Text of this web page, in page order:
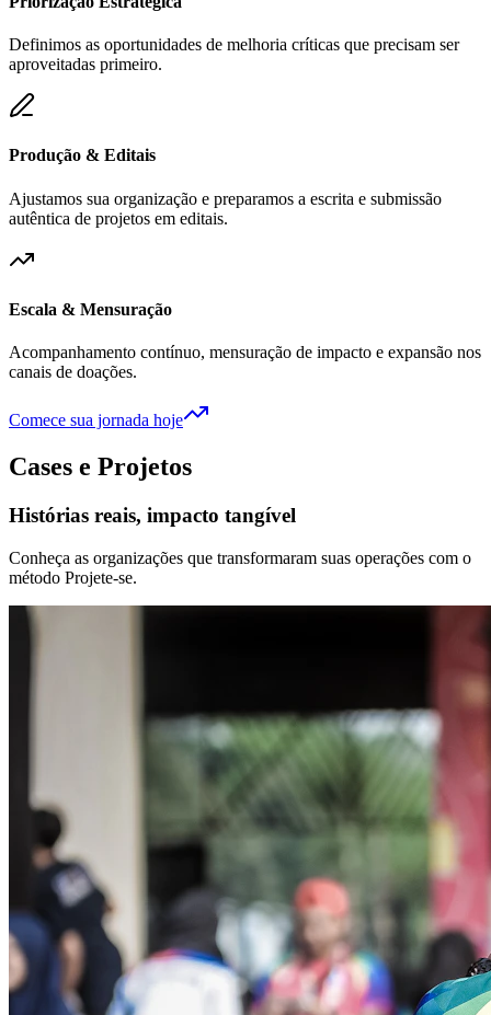
Definimos as oportunidades de melhoria críticas que precisam ser
aproveitadas primeiro.
Produção & Editais
Ajustamos sua organização e preparamos a escrita e submissão
autêntica de projetos em editais.
Escala & Mensuração
Acompanhamento contínuo, mensuração de impacto e expansão nos
canais de doações.
Comece sua jornada hoje
Cases e Projetos
Histórias reais, impacto tangível
Conheça as organizações que transformaram suas operações com o
método Projete-se.